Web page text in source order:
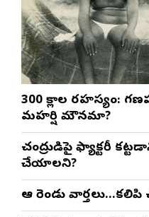
300 శ్లోకాల రహస్యం:
మహర్షి మౌనమా?
చంద్రుడిపై ఫ్యాక్టరీ
చేయాలని?
ఆ రెండు